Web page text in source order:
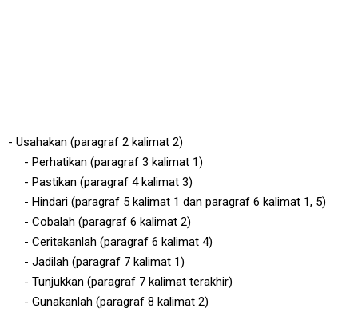
- Usahakan (paragraf 2 kalimat 2)
- Perhatikan (paragraf 3 kalimat 1)
- Pastikan (paragraf 4 kalimat 3)
- Hindari (paragraf 5 kalimat 1 dan paragraf 6 kalimat 1, 5)
- Cobalah (paragraf 6 kalimat 2)
- Ceritakanlah (paragraf 6 kalimat 4)
- Jadilah (paragraf 7 kalimat 1)
- Tunjukkan (paragraf 7 kalimat terakhir)
- Gunakanlah (paragraf 8 kalimat 2)